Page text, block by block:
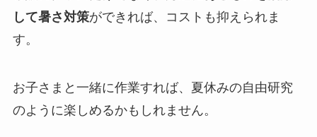
して暑さ対策ができれば、コストも抑えられま
す。
お子さまと一緒に作業すれば、夏休みの自由研究
のように楽しめるかもしれません。